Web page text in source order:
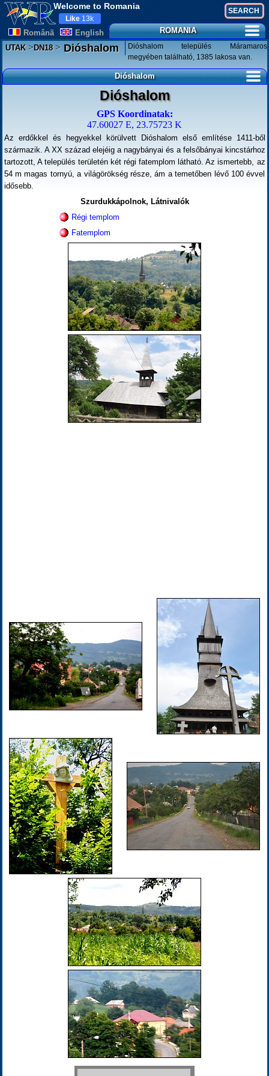
Welcome to Romania
Românã English
Like 13k
ROMANIA
UTAK>DN18>Dióshalom
Dióshalom település Máramaros
megyében található, 1385 lakosa van.
Dióshalom
Dióshalom
GPS Koordinatak:
47.60027 E, 23.75723 K
Az erdőkkel és hegyekkel körülvett Dióshalom első említése 1411-ből
származik. A XX század elejéig a nagybányai és a felsőbányai kincstárhoz
tartozott, A település területén két régi fatemplom látható. Az ismertebb, az
54 m magas tornyú, a világörökség része, ám a temetőben lévő 100 évvel
idősebb.
Szurdukkápolnok, Látnivalók
Régi templom
Fatemplom